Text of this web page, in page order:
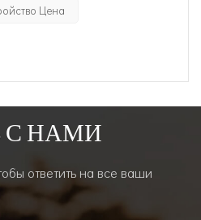
Цена
С НАМИ
ответить на все ваши